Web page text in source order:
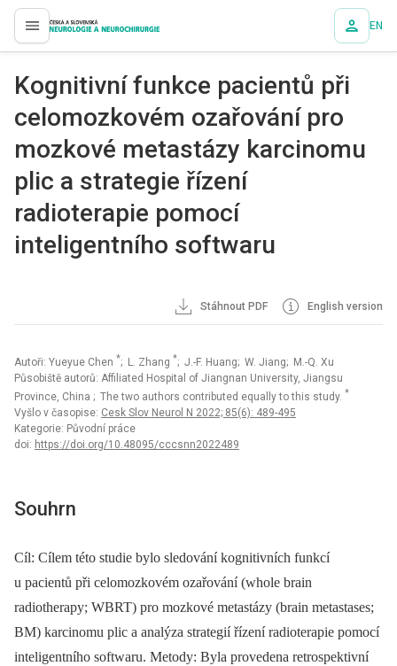
proLékaře.cz EN
Kognitivní funkce pacientů při
celomozkovém ozařování pro
mozkové metastázy karcinomu
plic a strategie řízení
radioterapie pomocí
inteligentního softwaru
Stáhnout PDF English version
Autoři: Yueyue Chen *; L. Zhang *; J.-F. Huang; W. Jiang; M.-Q. Xu
Působiště autorů: Affiliated Hospital of Jiangnan University, Jiangsu
Province, China ; The two authors contributed equally to this study. *
Vyšlo v časopise: Cesk Slov Neurol N 2022; 85(6): 489-495
Kategorie: Původní práce
doi: https://doi.org/10.48095/cccsnn2022489
Souhrn
Cíl: Cílem této studie bylo sledování kognitivních funkcí
u pacientů při celomozkovém ozařování (whole brain
radiotherapy; WBRT) pro mozkové metastázy (brain metastases;
BM) karcinomu plic a analýza strategií řízení radioterapie pomocí
inteligentního softwaru. Metody: Byla provedena retrospektivní